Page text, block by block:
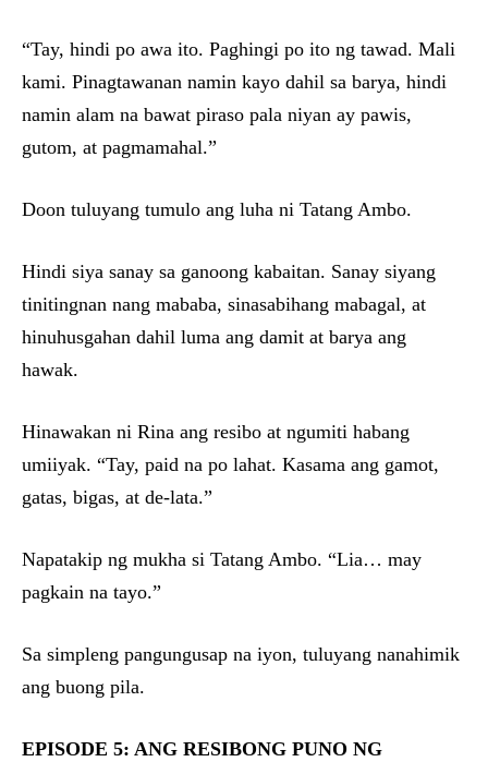
“Tay, hindi po awa ito. Paghingi po ito ng tawad. Mali
kami. Pinagtawanan namin kayo dahil sa barya, hindi
namin alam na bawat piraso pala niyan ay pawis,
gutom, at pagmamahal.”
Doon tuluyang tumulo ang luha ni Tatang Ambo.
Hindi siya sanay sa ganoong kabaitan. Sanay siyang
tinitingnan nang mababa, sinasabihang mabagal, at
hinuhusgahan dahil luma ang damit at barya ang
hawak.
Hinawakan ni Rina ang resibo at ngumiti habang
umiiyak. “Tay, paid na po lahat. Kasama ang gamot,
gatas, bigas, at de-lata.”
Napatakip ng mukha si Tatang Ambo. “Lia… may
pagkain na tayo.”
Sa simpleng pangungusap na iyon, tuluyang nanahimik
ang buong pila.
EPISODE 5: ANG RESIBONG PUNO NG